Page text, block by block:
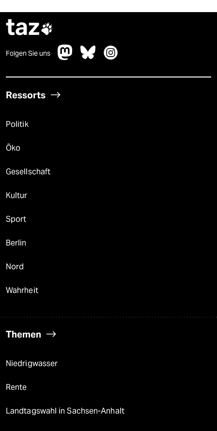
taz
Folgen Sie uns
Ressorts
Politik
Öko
Gesellschaft
Kultur
Sport
Berlin
Nord
Wahrheit
Themen
Niedrigwasser
Rente
Landtagswahl in Sachsen-Anhalt